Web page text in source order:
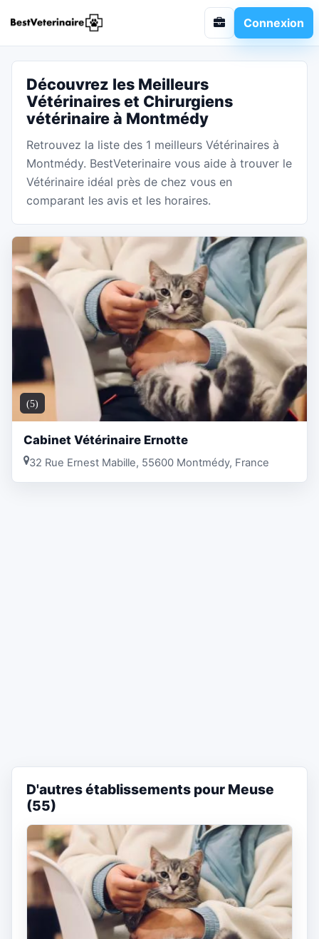
Connexion
Découvrez les Meilleurs
Vétérinaires et Chirurgiens
vétérinaire à Montmédy
Retrouvez la liste des 1 meilleurs Vétérinaires à
Montmédy. BestVeterinaire vous aide à trouver le
Vétérinaire idéal près de chez vous en
comparant les avis et les horaires.
(5)
Cabinet Vétérinaire Ernotte
32 Rue Ernest Mabille, 55600 Montmédy, France
D'autres établissements pour Meuse
(55)